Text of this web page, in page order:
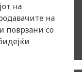
на
на
поврзани со